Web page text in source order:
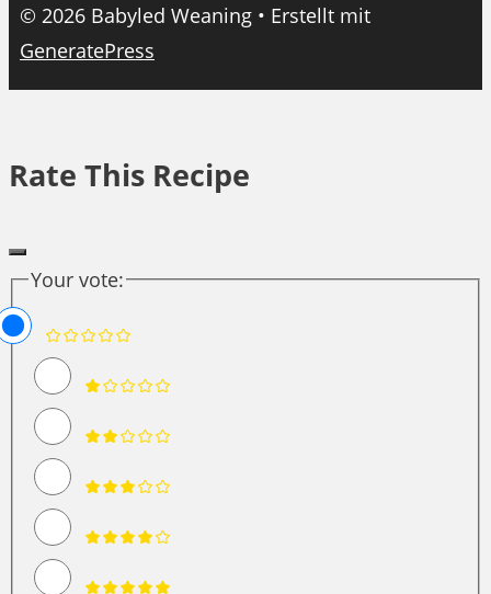
© 2026 Babyled Weaning • Erstellt mit
GeneratePress
Rate This Recipe
Your vote: